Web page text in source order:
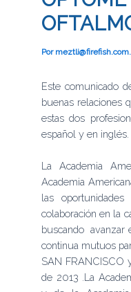
Por
Este comunicado
buenas relaciones
estas dos
español y en inglés.
La Academia
Academia
las
colaboración en la
buscando avanzar
continua mutuos
SAN FRANCISCO
de 2013 .La